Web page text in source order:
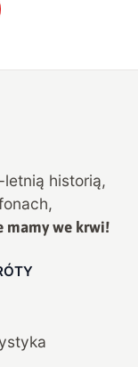
-letnią historią,
mamy we krwi!